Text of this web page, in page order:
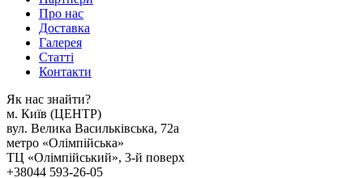
Про нас
Доставка
Галерея
Статтi
Контакти
Як наc знайти?
м. Киïв (ЦЕНТР)
вул. Велика Васильківська, 72а
метро «Олімпійська»
ТЦ «Олімпійський», 3-й поверх
+38044 593-26-05